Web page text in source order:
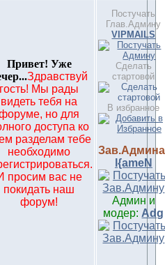
Привет! Уже
Здравствуй
гость! Мы рады
видеть тебя на
но для
доступа ко
разделам тебе
необходимо
просим вас не
покидать наш
форум!
Постучать
Глав.Админу
VIPMAILS
Сделать
стартовой
В избранное
l{ameN
Админ и
модер: Adg